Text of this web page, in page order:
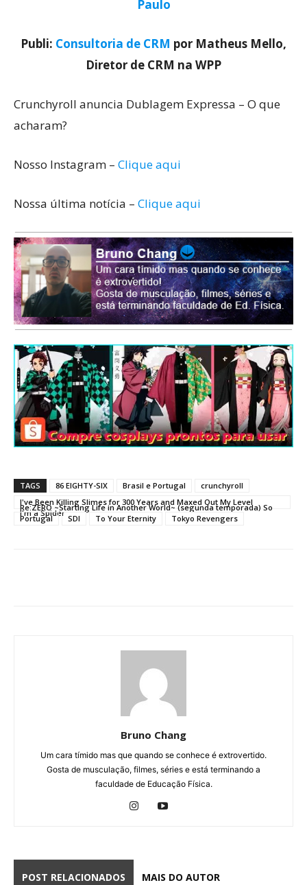
Paulo
Publi: Consultoria de CRM por Matheus Mello,
Diretor de CRM na WPP
Crunchyroll anuncia Dublagem Expressa – O que
acharam?
Nosso Instagram – Clique aqui
Nossa última notícia – Clique aqui
TAGS 86 EIGHTY-SIX Brasil e Portugal
crunchyroll
I've Been Killing Slimes for 300 Years and Maxed Out My Level
Re:ZERO ~Starting Life in Another World~ (segunda temporada) So
I'm a Spider
Portugal SDI To Your Eternity Tokyo Revengers
Bruno Chang
Um cara tímido mas que quando se conhece é extrovertido.
Gosta de musculação, filmes, séries e está terminando a
faculdade de Educação Física.
POST RELACIONADOS MAIS DO AUTOR